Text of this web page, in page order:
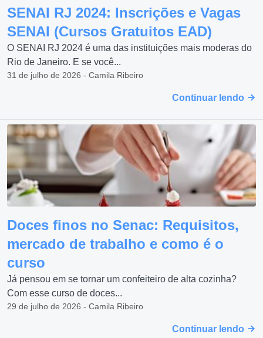
SENAI RJ 2024: Inscrições e Vagas
SENAI (Cursos Gratuitos EAD)
O SENAI RJ 2024 é uma das instituições mais moderas do
Rio de Janeiro. E se você...
31 de julho de 2026 - Camila Ribeiro
Continuar lendo
Doces finos no Senac: Requisitos,
mercado de trabalho e como é o
curso
Já pensou em se tornar um confeiteiro de alta cozinha?
Com esse curso de doces...
29 de julho de 2026 - Camila Ribeiro
Continuar lendo